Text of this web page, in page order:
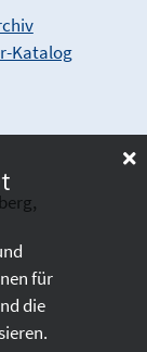
Katalog
für
die